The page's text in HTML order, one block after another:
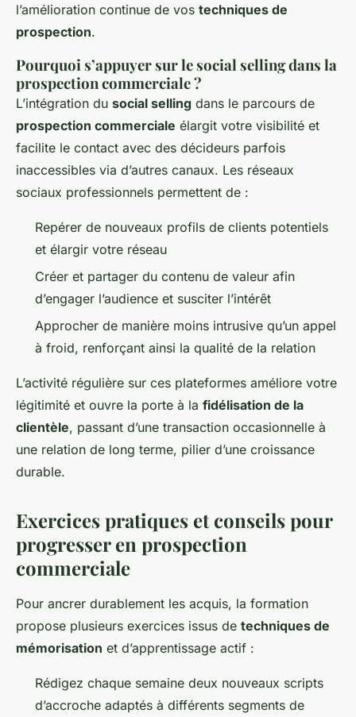
l’amélioration continue de vos techniques de
prospection.
Pourquoi s’appuyer sur le social selling dans la
prospection commerciale ?
L’intégration du social selling dans le parcours de
prospection commerciale élargit votre visibilité et
facilite le contact avec des décideurs parfois
inaccessibles via d’autres canaux. Les réseaux
sociaux professionnels permettent de :
Repérer de nouveaux profils de clients potentiels
et élargir votre réseau
Créer et partager du contenu de valeur afin
d’engager l’audience et susciter l’intérêt
Approcher de manière moins intrusive qu’un appel
à froid, renforçant ainsi la qualité de la relation
L’activité régulière sur ces plateformes améliore votre
légitimité et ouvre la porte à la fidélisation de la
clientèle, passant d’une transaction occasionnelle à
une relation de long terme, pilier d’une croissance
durable.
Exercices pratiques et conseils pour
progresser en prospection
commerciale
Pour ancrer durablement les acquis, la formation
propose plusieurs exercices issus de techniques de
mémorisation et d’apprentissage actif :
Rédigez chaque semaine deux nouveaux scripts
d’accroche adaptés à différents segments de